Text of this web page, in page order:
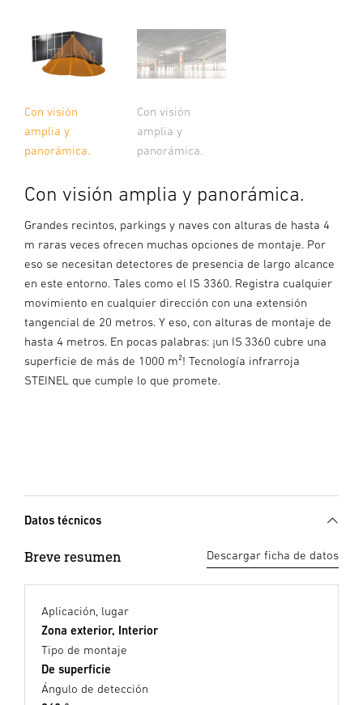
Con visión
amplia y
panorámica.
Con visión
amplia y
panorámica.
Con visión amplia y panorámica.
Grandes recintos, parkings y naves con alturas de hasta 4
m raras veces ofrecen muchas opciones de montaje. Por
eso se necesitan detectores de presencia de largo alcance
en este entorno. Tales como el IS 3360. Registra cualquier
movimiento en cualquier dirección con una extensión
tangencial de 20 metros. Y eso, con alturas de montaje de
hasta 4 metros. En pocas palabras: ¡un IS 3360 cubre una
superficie de más de 1000 m²! Tecnología infrarroja
STEINEL que cumple lo que promete.
Datos técnicos
Breve resumen Descargar ficha de datos
Aplicación, lugar
Zona exterior, Interior
Tipo de montaje
De superficie
Ángulo de detección